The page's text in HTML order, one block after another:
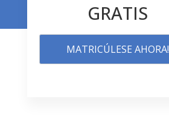
GRATIS
MATRICÚLESE AHORA!